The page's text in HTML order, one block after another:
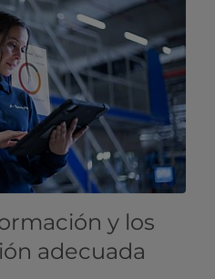
y los
adecuada